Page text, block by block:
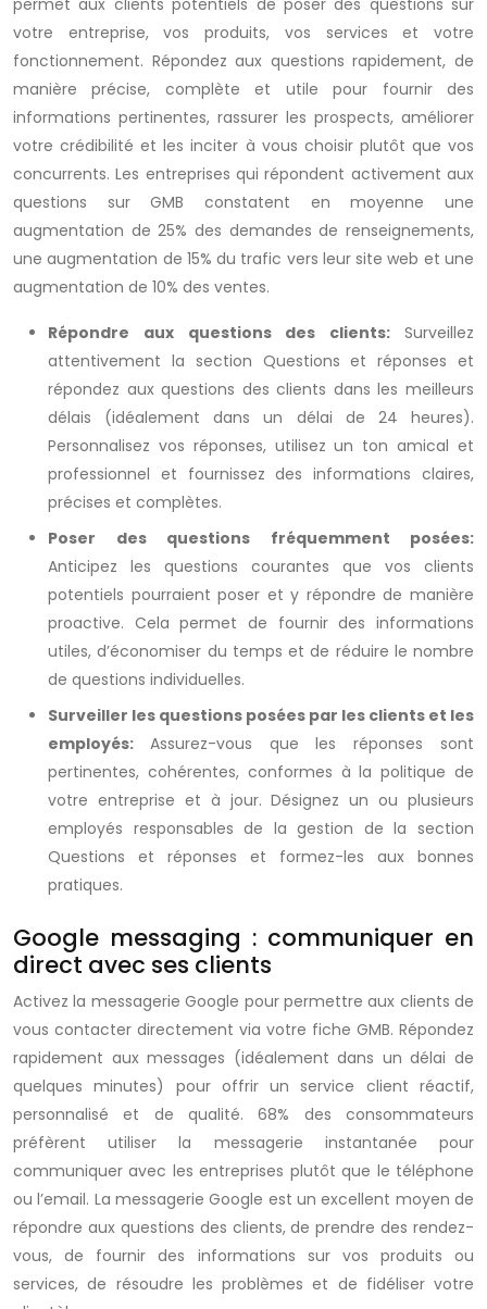
permet aux clients potentiels de poser des questions sur
votre entreprise, vos produits, vos services et votre
fonctionnement. Répondez aux questions rapidement, de
manière précise, complète et utile pour fournir des
informations pertinentes, rassurer les prospects, améliorer
votre crédibilité et les inciter à vous choisir plutôt que vos
concurrents. Les entreprises qui répondent activement aux
questions sur GMB constatent en moyenne une
augmentation de 25% des demandes de renseignements,
une augmentation de 15% du trafic vers leur site web et une
augmentation de 10% des ventes.
Répondre aux questions des clients: Surveillez
attentivement la section Questions et réponses et
répondez aux questions des clients dans les meilleurs
délais (idéalement dans un délai de 24 heures).
Personnalisez vos réponses, utilisez un ton amical et
professionnel et fournissez des informations claires,
précises et complètes.
Poser des questions fréquemment posées:
Anticipez les questions courantes que vos clients
potentiels pourraient poser et y répondre de manière
proactive. Cela permet de fournir des informations
utiles, d’économiser du temps et de réduire le nombre
de questions individuelles.
Surveiller les questions posées par les clients et les
employés: Assurez-vous que les réponses sont
pertinentes, cohérentes, conformes à la politique de
votre entreprise et à jour. Désignez un ou plusieurs
employés responsables de la gestion de la section
Questions et réponses et formez-les aux bonnes
pratiques.
Google messaging : communiquer en
direct avec ses clients
Activez la messagerie Google pour permettre aux clients de
vous contacter directement via votre fiche GMB. Répondez
rapidement aux messages (idéalement dans un délai de
quelques minutes) pour offrir un service client réactif,
personnalisé et de qualité. 68% des consommateurs
préfèrent utiliser la messagerie instantanée pour
communiquer avec les entreprises plutôt que le téléphone
ou l’email. La messagerie Google est un excellent moyen de
répondre aux questions des clients, de prendre des rendez-
vous, de fournir des informations sur vos produits ou
services, de résoudre les problèmes et de fidéliser votre